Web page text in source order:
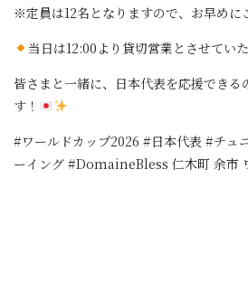
※定員は12名となりますので、お早めに
当日は12:00より貸切営業とさせていた
皆さまと一緒に、日本代表を応援できる
す！
#ワールドカップ2026 #日本代表 #チュ
ーイング #DomaineBless 仁木町 余市